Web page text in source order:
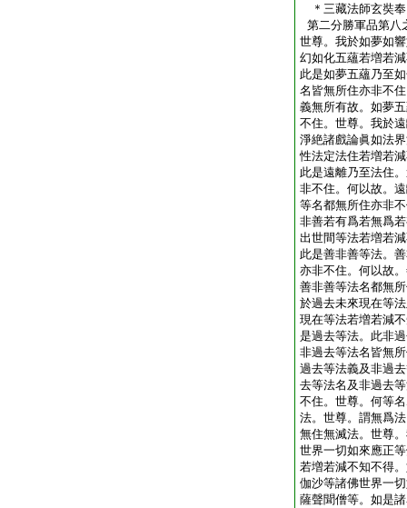
＊三藏法師玄
第二分勝軍品第八
世尊。我於如夢如
幻如化五蘊若増若
此是如夢五蘊乃至
名皆無所住亦非不
義無所有故。如夢
不住。世尊。我於
淨絶諸戲論眞如法
性法定法住若増若
此是遠離乃至法住
非不住。何以故。
等名都無所住亦非
非善若有爲若無爲
出世間等法若増若
此是善非善等法。
亦非不住。何以故
善非善等法名都無
於過去未來現在等
現在等法若増若減
是過去等法。此非
非過去等法名皆無
過去等法義及非過
去等法名及非過去
不住。世尊。何等
法。世尊。謂無爲
無住無滅法。世尊
世界一切如來應正
若増若減不知不得
伽沙等諸佛世界一
薩聲聞僧等。如是